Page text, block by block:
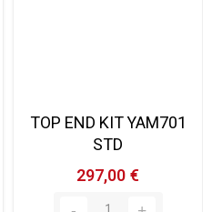
TOP END KIT YAM701
STD
297,00 €